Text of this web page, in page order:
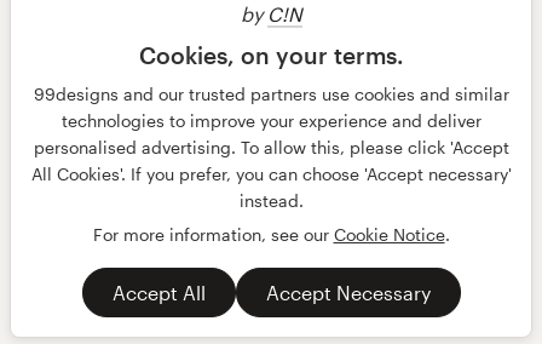
by C!N
Cookies, on your terms.
99designs and our trusted partners use cookies and similar
technologies to improve your experience and deliver
personalised advertising. To allow this, please click 'Accept
All Cookies'. If you prefer, you can choose 'Accept necessary'
instead.
For more information, see our Cookie Notice.
Accept All Accept Necessary
© 99designs
door Vista
Algemene voorwaarden
français English